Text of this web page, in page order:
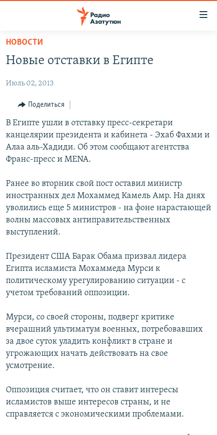
Перейти
основному
Перейти
основной
навигации
Перейти
поиску
ПОЛИТИКА
ОБЩЕСТВО
ЭКОНОМИКА
РЕГИОН
НАГОРНЫЙ КАРАБАХ
СПОРТ
АРХИВ
Հայերեն
English
Русский
Все сайты Радио Азатутюн
НОВОСТИ
Новые отставки в Египте
Июль 02, 2013
Поделиться
В Египте ушли в отставку пресс-секретари
канцелярии президента и кабинета - Эхаб Фахми и
Алаа аль-Хадиди. Об этом сообщают агентства
Франс-пресс и MENA.
Ранее во вторник свой пост оставил министр
иностранных дел Мохаммед Камель Амр. На днях
уволились еще 5 министров - на фоне нарастающей
волны массовых антиправительственных
выступлений.
Президент США Барак Обама призвал лидера
Египта исламиста Мохаммеда Мурси к
политическому урегулированию ситуации - с
учетом требований оппозиции.
Мурси, со своей стороны, подверг критике
вчерашний ультиматум военных, потребовавших
за двое суток уладить конфликт в стране и
угрожающих начать действовать на свое
усмотрение.
Оппозиция считает, что он ставит интересы
исламистов выше интересов страны, и не
справляется с экономическими проблемами.